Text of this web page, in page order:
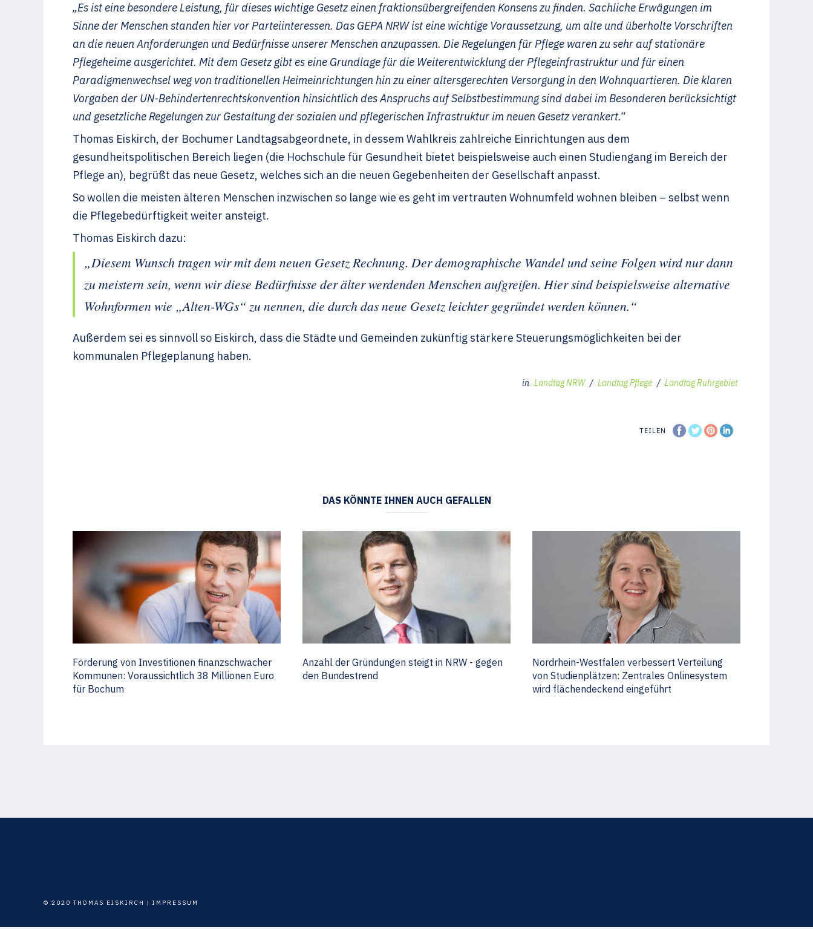
„Es ist eine besondere Leistung, für dieses wichtige Gesetz einen fraktionsübergreifenden Konsens zu finden. Sachliche Erwägungen im
Sinne der Menschen standen hier vor Parteiinteressen. Das GEPA NRW ist eine wichtige Voraussetzung, um alte und überholte Vorschriften
an die neuen Anforderungen und Bedürfnisse unserer Menschen anzupassen. Die Regelungen für Pflege waren zu sehr auf stationäre
Pflegeheime ausgerichtet. Mit dem Gesetz gibt es eine Grundlage für die Weiterentwicklung der Pflegeinfrastruktur und für einen
Paradigmenwechsel weg von traditionellen Heimeinrichtungen hin zu einer altersgerechten Versorgung in den Wohnquartieren. Die klaren
Vorgaben der UN-Behindertenrechtskonvention hinsichtlich des Anspruchs auf Selbstbestimmung sind dabei im Besonderen berücksichtigt
und gesetzliche Regelungen zur Gestaltung der sozialen und pflegerischen Infrastruktur im neuen Gesetz verankert.“
Thomas Eiskirch, der Bochumer Landtagsabgeordnete, in dessem Wahlkreis zahlreiche Einrichtungen aus dem
gesundheitspolitischen Bereich liegen (die Hochschule für Gesundheit bietet beispielsweise auch einen Studiengang im Bereich der
Pflege an), begrüßt das neue Gesetz, welches sich an die neuen Gegebenheiten der Gesellschaft anpasst.
So wollen die meisten älteren Menschen inzwischen so lange wie es geht im vertrauten Wohnumfeld wohnen bleiben – selbst wenn
die Pflegebedürftigkeit weiter ansteigt.
Thomas Eiskirch dazu:
„Diesem Wunsch tragen wir mit dem neuen Gesetz Rechnung. Der demographische Wandel und seine Folgen wird nur dann
zu meistern sein, wenn wir diese Bedürfnisse der älter werdenden Menschen aufgreifen. Hier sind beispielsweise alternative
Wohnformen wie „Alten-WGs“ zu nennen, die durch das neue Gesetz leichter gegründet werden können.“
Außerdem sei es sinnvoll so Eiskirch, dass die Städte und Gemeinden zukünftig stärkere Steuerungsmöglichkeiten bei der
kommunalen Pflegeplanung haben.
in Landtag NRW / Landtag Pflege / Landtag Ruhrgebiet
TEILEN
DAS KÖNNTE IHNEN AUCH GEFALLEN
Förderung von Investitionen finanzschwacher
Kommunen: Voraussichtlich 38 Millionen Euro
für Bochum
Anzahl der Gründungen steigt in NRW - gegen
den Bundestrend
Nordrhein-Westfalen verbessert Verteilung
von Studienplätzen: Zentrales Onlinesystem
wird flächendeckend eingeführt
© 2020 THOMAS EISKIRCH | IMPRESSUM